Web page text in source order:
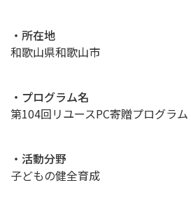
・所在地
和歌山県和歌山市
・プログラム名
第104回リユースPC寄贈プログラム
・活動分野
子どもの健全育成